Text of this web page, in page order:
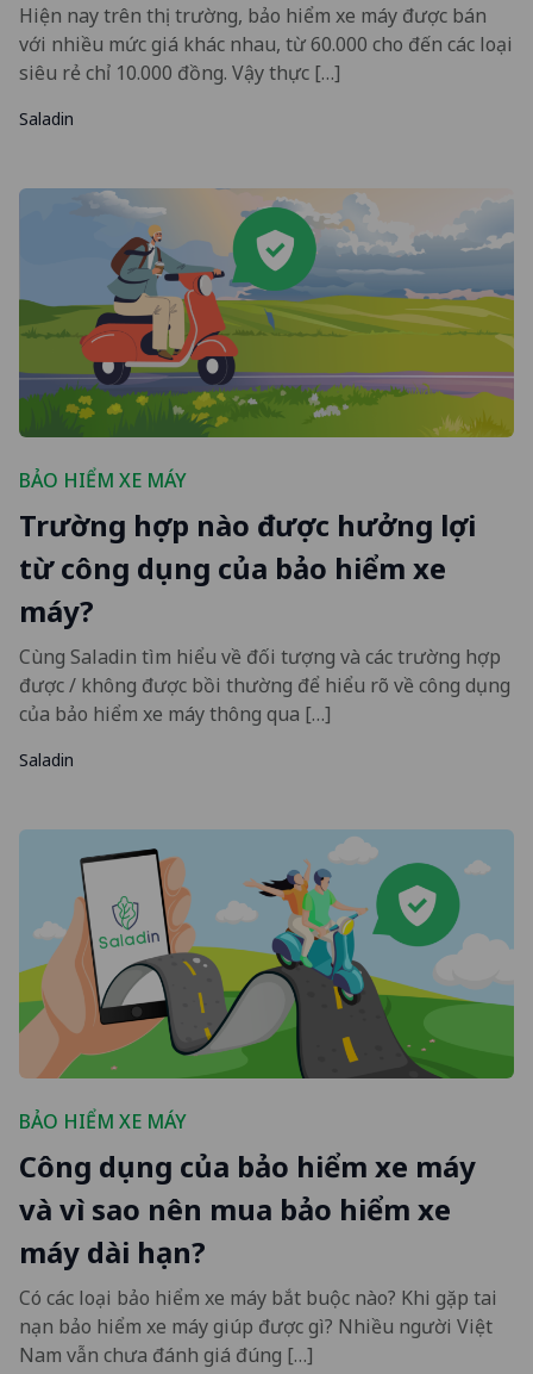
Hiện nay trên thị trường, bảo hiểm xe máy được bán
với nhiều mức giá khác nhau, từ 60.000 cho đến các loại
siêu rẻ chỉ 10.000 đồng. Vậy thực […]
Saladin
BẢO HIỂM XE MÁY
Trường hợp nào được hưởng lợi
từ công dụng của bảo hiểm xe
máy?
Cùng Saladin tìm hiểu về đối tượng và các trường hợp
được / không được bồi thường để hiểu rõ về công dụng
của bảo hiểm xe máy thông qua […]
Saladin
BẢO HIỂM XE MÁY
Công dụng của bảo hiểm xe máy
và vì sao nên mua bảo hiểm xe
máy dài hạn?
Có các loại bảo hiểm xe máy bắt buộc nào? Khi gặp tai
nạn bảo hiểm xe máy giúp được gì? Nhiều người Việt
Nam vẫn chưa đánh giá đúng […]